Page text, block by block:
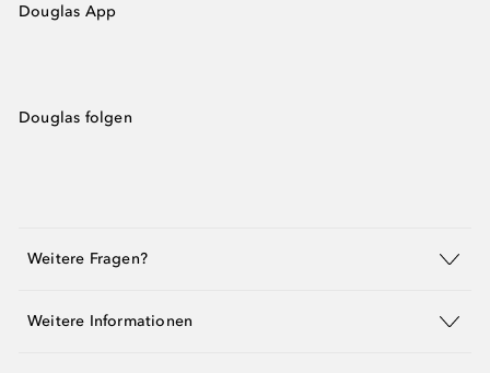
Douglas App
Douglas folgen
Weitere Fragen?
Weitere Informationen